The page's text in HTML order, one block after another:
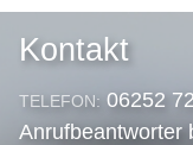
Kontakt
TELEFON: 06252
Anrufbeantworter